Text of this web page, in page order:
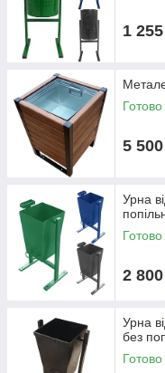
1 255
5 500
Урна
2 800
Урна
без